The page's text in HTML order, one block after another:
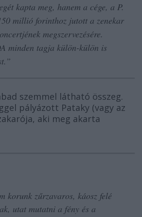
kapta meg, hanem a cége, a P.
millió forinthoz jutott a zenekar
megszervezésére.
minden tagja külön-külön is
szemmel látható összeg.
pályázott Pataky (vagy az
aki meg akarta
korunk zűrzavaros, káosz felé
utat mutatni a fény és a